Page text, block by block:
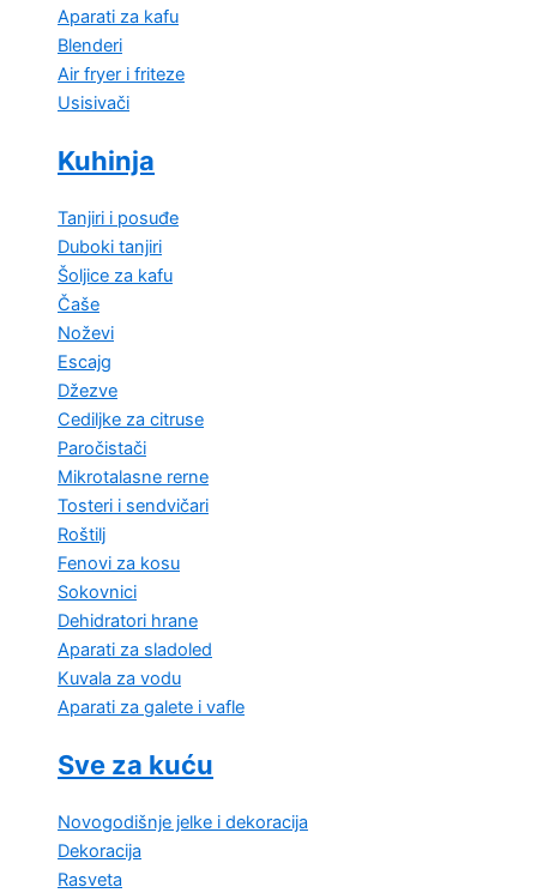
Aparati za kafu
Blenderi
Air fryer i friteze
Usisivači
Kuhinja
Tanjiri i posuđe
Duboki tanjiri
Šoljice za kafu
Čaše
Noževi
Escajg
Džezve
Cediljke za citruse
Paročistači
Mikrotalasne rerne
Tosteri i sendvičari
Roštilj
Fenovi za kosu
Sokovnici
Dehidratori hrane
Aparati za sladoled
Kuvala za vodu
Aparati za galete i vafle
Sve za kuću
Novogodišnje jelke i dekoracija
Dekoracija
Rasveta